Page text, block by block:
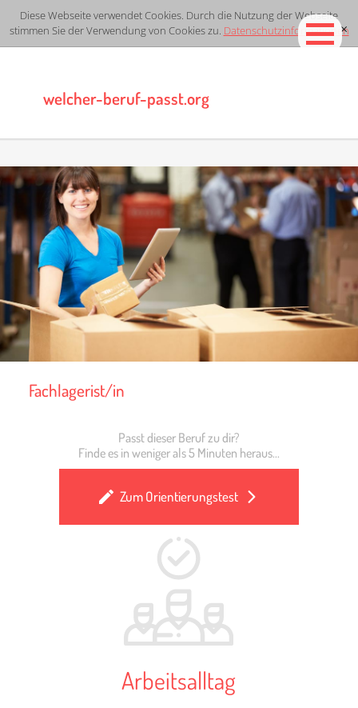
Diese Webseite verwendet Cookies. Durch die Nutzung der Webseite
stimmen Sie der Verwendung von Cookies zu. Datenschutzinformationen
[x]
welcher-beruf-passt.org
Fachlagerist/in
Passt dieser Beruf zu dir?
Finde es in weniger als 5 Minuten heraus...
Zum Orientierungstest
Arbeitsalltag